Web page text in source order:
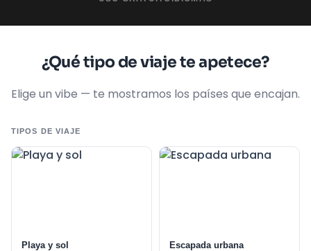
¿Qué tipo de viaje te apetece?
Elige un vibe — te mostramos los países que encajan.
TIPOS DE VIAJE
Playa y sol Escapada urbana